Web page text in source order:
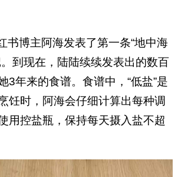
书博主阿海发表了第一条“地中海
到现在，陆陆续续发表出的数百
3年来的食谱。食谱中，“低盐”是
饪时，阿海会仔细计算出每种调
用控盐瓶，保持每天摄入盐不超